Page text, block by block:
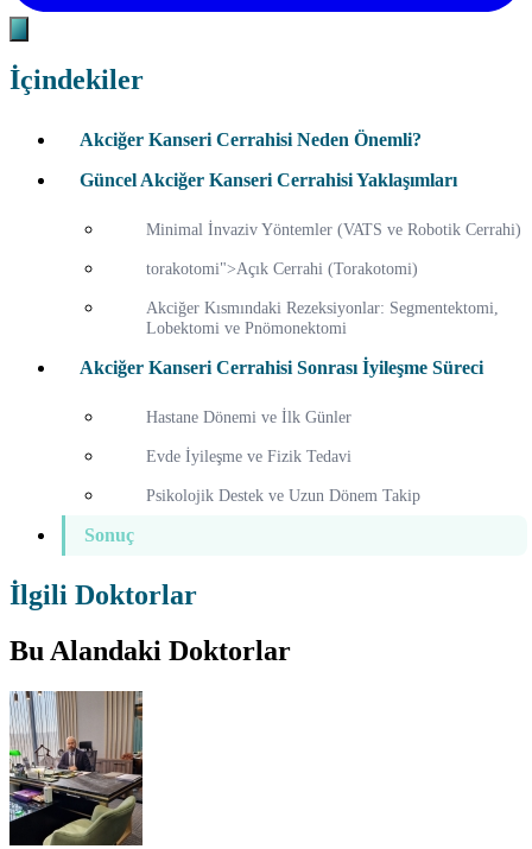
İçindekiler
Akciğer Kanseri Cerrahisi Neden Önemli?
Güncel Akciğer Kanseri Cerrahisi Yaklaşımları
Minimal İnvaziv Yöntemler (VATS ve Robotik Cerrahi)
torakotomi">Açık Cerrahi (Torakotomi)
Akciğer Kısmındaki Rezeksiyonlar: Segmentektomi,
Lobektomi ve Pnömonektomi
Akciğer Kanseri Cerrahisi Sonrası İyileşme Süreci
Hastane Dönemi ve İlk Günler
Evde İyileşme ve Fizik Tedavi
Psikolojik Destek ve Uzun Dönem Takip
Sonuç
İlgili Doktorlar
Bu Alandaki Doktorlar